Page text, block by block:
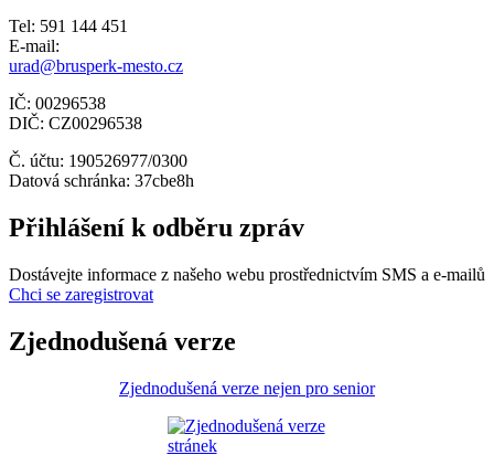
Tel: 591 144 451
E-mail:
urad@brusperk-mesto.cz
IČ: 00296538
DIČ: CZ00296538
Č. účtu: 190526977/0300
Datová schránka: 37cbe8h
Přihlášení k odběru zpráv
Dostávejte informace z našeho webu prostřednictvím SMS a e-mailů
Chci se zaregistrovat
Zjednodušená verze
Zjednodušená verze nejen pro senior